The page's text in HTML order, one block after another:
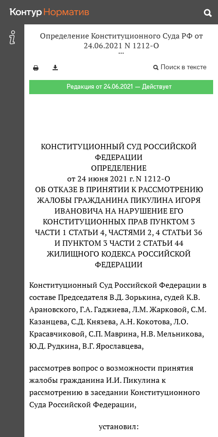
Определение Конституционного Суда РФ от
24.06.2021 N 1212-О
Поиск в тексте
Редакция от 24.06.2021 — Действует
КОНСТИТУЦИОННЫЙ СУД РОССИЙСКОЙ
ФЕДЕРАЦИИ
ОПРЕДЕЛЕНИЕ
от 24 июня 2021 г. N 1212-О
ОБ ОТКАЗЕ В ПРИНЯТИИ К РАССМОТРЕНИЮ
ЖАЛОБЫ ГРАЖДАНИНА ПИКУЛИНА ИГОРЯ
ИВАНОВИЧА НА НАРУШЕНИЕ ЕГО
КОНСТИТУЦИОННЫХ ПРАВ ПУНКТОМ 3
ЧАСТИ 1 СТАТЬИ 4, ЧАСТЯМИ 2, 4 СТАТЬИ 36
И ПУНКТОМ 3 ЧАСТИ 2 СТАТЬИ 44
ЖИЛИЩНОГО КОДЕКСА РОССИЙСКОЙ
ФЕДЕРАЦИИ
Конституционный Суд Российской Федерации в
составе Председателя В.Д. Зорькина, судей К.В.
Арановского, Г.А. Гаджиева, Л.М. Жарковой, С.М.
Казанцева, С.Д. Князева, А.Н. Кокотова, Л.О.
Красавчиковой, С.П. Маврина, Н.В. Мельникова,
Ю.Д. Рудкина, В.Г. Ярославцева,
рассмотрев вопрос о возможности принятия
жалобы гражданина И.И. Пикулина к
рассмотрению в заседании Конституционного
Суда Российской Федерации,
установил: